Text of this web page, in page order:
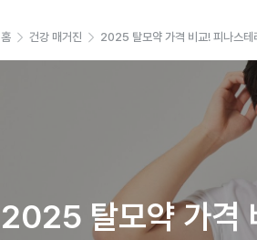
홈 건강 매거진 2025 탈모약 가격 비교! 피나스테
2025 탈모약 가격